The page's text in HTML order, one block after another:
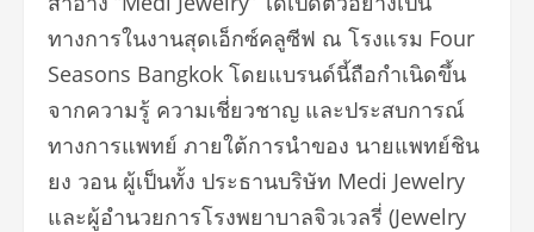
ทางการในงานสุดเอ็กซ์คลูซีฟ ณ โรงแรม Four
Seasons Bangkok โดยแบรนด์นี้ถือกำเนิดขึ้น
จากความรู้ ความเชี่ยวชาญ และประสบการณ์
ทางการแพทย์ ภายใต้การนำของ นายแพทย์ชิน
ยง วอน ผู้เป็นทั้ง ประธานบริษัท Medi Jewelry
และผู้อำนวยการโรงพยาบาลจิวเวลรี่ (Jewelry